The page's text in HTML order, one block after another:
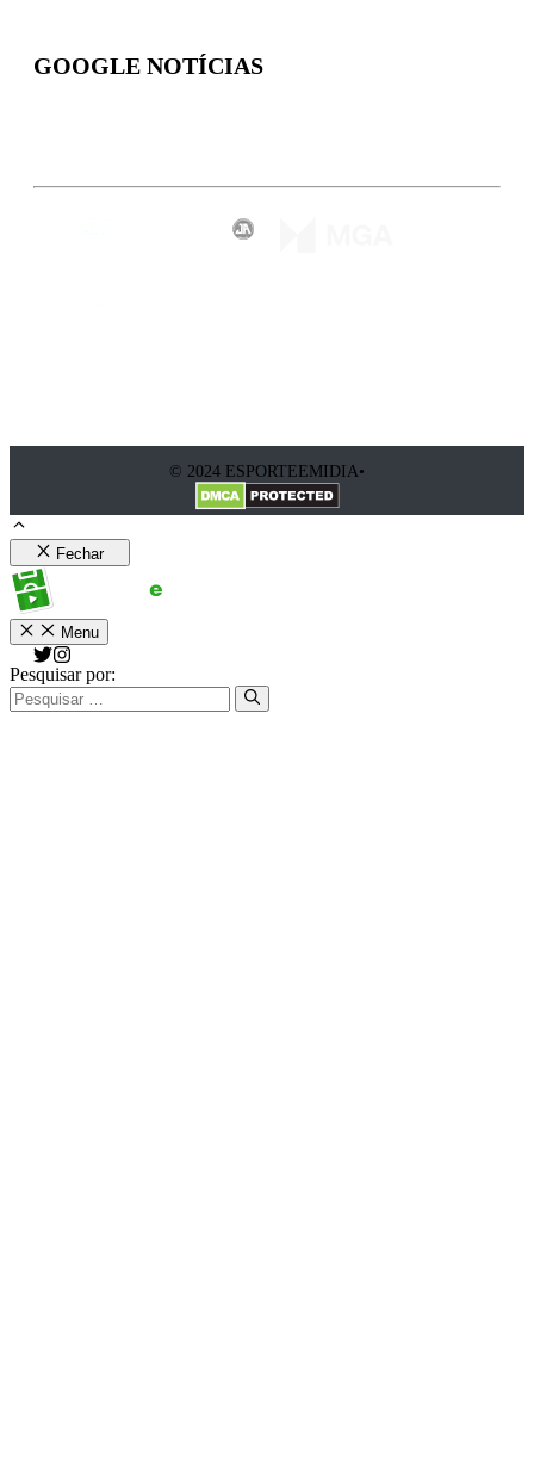
GOOGLE NOTÍCIAS
© 2024 ESPORTEEMIDIA•
Fechar
Menu
Pesquisar por: